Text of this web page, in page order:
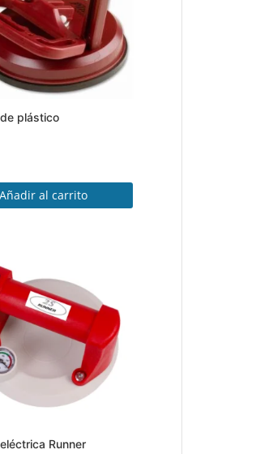
plástico
Añadir al carrito
Runner